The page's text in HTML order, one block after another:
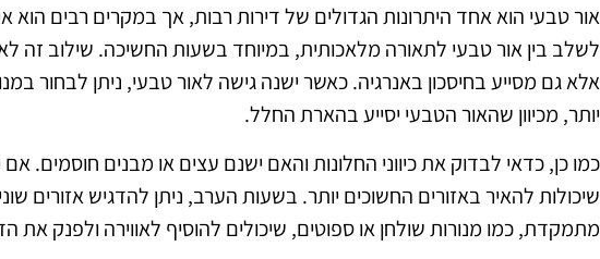
אור טבעי הוא אחד היתרונות הגדולים של דירות רבות, אך במקרים רבים הוא
לשלב בין אור טבעי לתאורה מלאכותית, במיוחד בשעות החשיכה. שילוב זה
אלא גם מסייע בחיסכון באנרגיה. כאשר ישנה גישה לאור טבעי, ניתן לבחור
יותר, מכיוון שהאור הטבעי יסייע בהארת החלל.
כמו כן, כדאי לבדוק את כיווני החלונות והאם ישנם עצים או מבנים חוסמים.
שיכולות להאיר באזורים החשוכים יותר. בשעות הערב, ניתן להדגיש אזורים
מתמקדת, כמו מנורות שולחן או ספוטים, שיכולים להוסיף לאווירה ולפנק את